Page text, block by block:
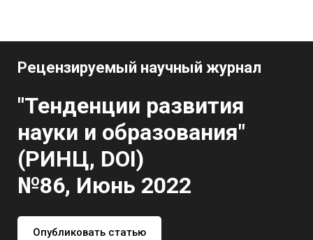
Рецензируемый научный журнал
"Тенденции развития
науки и образования"
(РИНЦ, DOI)
№86, Июнь 2022
Опубликовать статью